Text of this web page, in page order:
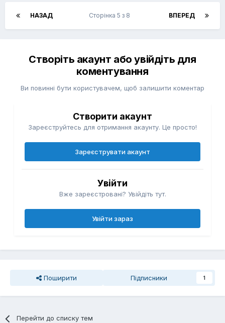
НАЗАД ВПЕРЕД
Сторінка 5 з 8
Створіть акаунт або увійдіть для
коментування
Ви повинні бути користувачем, щоб залишити коментар
Створити акаунт
Зареєструйтесь для отримання акаунту. Це просто!
Зареєструвати акаунт
Увійти
Вже зареєстровані? Увійдіть тут.
Увійти зараз
Поширити Підписники 1
Перейти до списку тем